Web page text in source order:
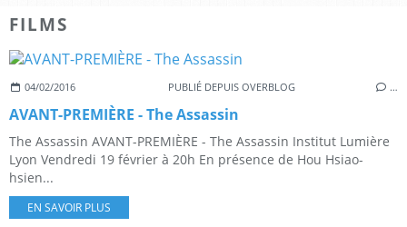
FILMS
04/02/2016 PUBLIÉ DEPUIS OVERBLOG …
AVANT-PREMIÈRE - The Assassin
The Assassin AVANT-PREMIÈRE - The Assassin Institut Lumière
Lyon Vendredi 19 février à 20h En présence de Hou Hsiao-
hsien...
EN SAVOIR PLUS